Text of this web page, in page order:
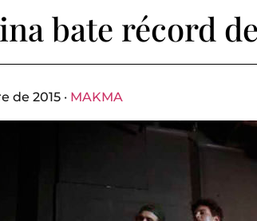
bate récord
de 2015 · MAKMA